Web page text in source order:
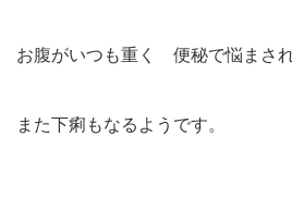
お腹がいつも重く 便秘で悩まさ
また下痢もなるようです。